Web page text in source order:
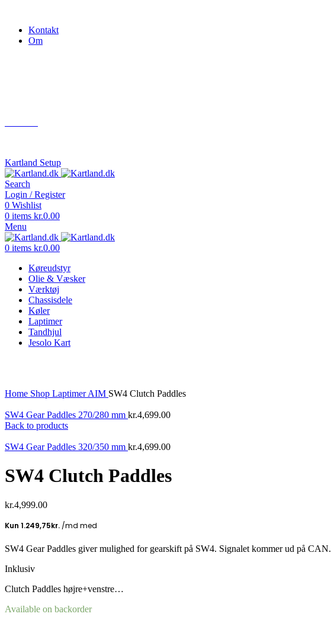
Kontakt
Om
Kartland Setup
Search
Login / Register
0 Wishlist
0 items kr.0.00
Menu
0 items kr.0.00
Køreudstyr
Olie & Væsker
Værktøj
Chassisdele
Køler
Laptimer
Tandhjul
Jesolo Kart
Home Shop LaptimerAIM SW4 Clutch Paddles
SW4 Gear Paddles 270/280 mm kr.4,699.00
Back to products
SW4 Gear Paddles 320/350 mm kr.4,699.00
SW4 Clutch Paddles
kr.4,999.00
SW4 Gear Paddles giver mulighed for gearskift på SW4. Signalet kommer ud på CAN.
Inklusiv
Clutch Paddles højre+venstre…
Available on backorder